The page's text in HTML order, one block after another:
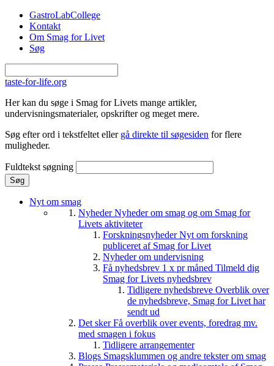
Gå til hovedindhold
GastroLabCollege
Kontakt
Om Smag for Livet
Søg
taste-for-life.org
Her kan du søge i Smag for Livets mange artikler,
undervisningsmaterialer, opskrifter og meget mere.
Søg efter ord i tekstfeltet eller gå direkte til søgesiden for flere
muligheder.
Fuldtekst søgning
Nyt om smag
NyhederNyheder om smag og om Smag for
Livets aktiviteter
ForskningsnyhederNyt om forskning
publiceret af Smag for Livet
Nyheder om undervisning
Få nyhedsbrev 1 x pr måned Tilmeld dig
Smag for Livets nyhedsbrev
Tidligere nyhedsbreve Overblik over
de nyhedsbreve, Smag for Livet har
sendt ud
Det skerFå overblik over events, foredrag mv.
med smagen i fokus
Tidligere arrangementer
Blogs Smagsklummen og andre tekster om smag